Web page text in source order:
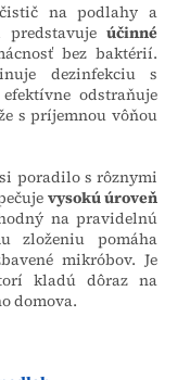
na podlahy a
účinné
bez baktérií.
dezinfekciu s
odstraňuje
s príjemnou vôňou
poradilo s rôznymi
vysokú úroveň
na pravidelnú
zloženiu pomáha
mikróbov. Je
kladú dôraz na
domova.